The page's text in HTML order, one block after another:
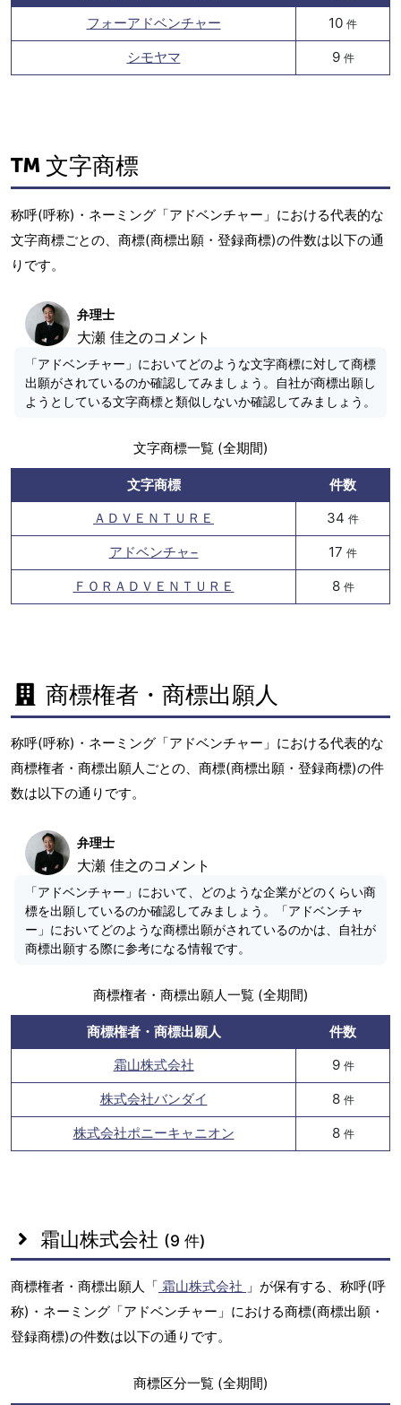
フォーアドベンチャー
10 件
シモヤマ 9 件
文字商標
称呼(呼称)・ネーミング「アドベンチャー」における代表的な
文字商標ごとの、商標(商標出願・登録商標)の件数は以下の通
りです。
弁理士
大瀬 佳之のコメント
「アドベンチャー」においてどのような文字商標に対して商標
出願がされているのか確認してみましょう。自社が商標出願し
ようとしている文字商標と類似しないか確認してみましょう。
文字商標一覧 (全期間)
文字商標
件数
ＡＤＶＥＮＴＵＲＥ
34 件
アドベンチャ− 17 件
ＦＯＲＡＤＶＥＮＴＵＲＥ 8 件
商標権者・商標出願人
称呼(呼称)・ネーミング「アドベンチャー」における代表的な
商標権者・商標出願人ごとの、商標(商標出願・登録商標)の件
数は以下の通りです。
弁理士
大瀬 佳之のコメント
「アドベンチャー」において、どのような企業がどのくらい商
標を出願しているのか確認してみましょう。「アドベンチャ
ー」においてどのような商標出願がされているのかは、自社が
商標出願する際に参考になる情報です。
商標権者・商標出願人一覧 (全期間)
商標権者・商標出願人
件数
霜山株式会社
9 件
株式会社バンダイ 8 件
株式会社ポニーキャニオン 8 件
霜山株式会社 (9 件)
商標権者・商標出願人「 霜山株式会社 」が保有する、称呼(呼
称)・ネーミング「アドベンチャー」における商標(商標出願・
登録商標)の件数は以下の通りです。
商標区分一覧 (全期間)